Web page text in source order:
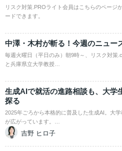
リスク対策.PROライト会員はこちらのページ
ードできます。
中澤・木村が斬る！今週のニュー
毎週火曜日（平日のみ）朝9時～、リスク対
と兵庫県立大学教授…
生成AIで就活の進路相談も、大学
探る
2025年ごろから本格的に普及した生成AI。大
が広がっています。…
吉野 ヒロ子